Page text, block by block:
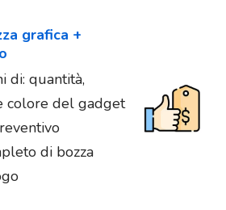
grafica +
di: quantità,
colore del gadget
di bozza